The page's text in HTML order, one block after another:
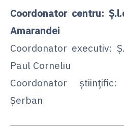
Coordonator centru:
Amarandei
Coordonator executiv:
Paul Corneliu
Coordonator
Șerban